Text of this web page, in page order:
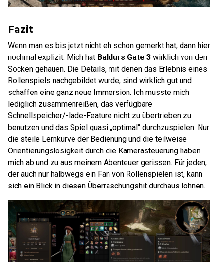
Fazit
Wenn man es bis jetzt nicht eh schon gemerkt hat, dann hier
nochmal explizit: Mich hat Baldurs Gate 3 wirklich von den
Socken gehauen. Die Details, mit denen das Erlebnis eines
Rollenspiels nachgebildet wurde, sind wirklich gut und
schaffen eine ganz neue Immersion. Ich musste mich
lediglich zusammenreißen, das verfügbare
Schnellspeicher/-lade-Feature nicht zu übertrieben zu
benutzen und das Spiel quasi „optimal“ durchzuspielen. Nur
die steile Lernkurve der Bedienung und die teilweise
Orientierungslosigkeit durch die Kamerasteuerung haben
mich ab und zu aus meinem Abenteuer gerissen. Für jeden,
der auch nur halbwegs ein Fan von Rollenspielen ist, kann
sich ein Blick in diesen Überraschungshit durchaus lohnen.